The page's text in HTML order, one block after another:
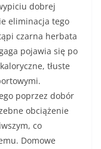
dobrej
eliminacja tego
czarna herbata
pojawia się po
tłuste
poprzez dobór
obciążenie
co
Domowe